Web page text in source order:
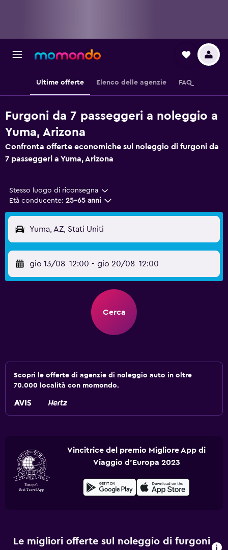
Ultime offerte Elenco delle agenzie FAQ
Furgoni da 7 passeggeri a noleggio a
Yuma, Arizona
Confronta offerte economiche sul noleggio di furgoni da
7 passeggeri a Yuma, Arizona
Stesso luogo di riconsegna
Età conducente: 25-65 anni
Yuma, AZ, Stati Uniti
gio 13/08 12:00 - gio 20/08 12:00
Cerca
Scopri le offerte di agenzie di noleggio auto in oltre
70.000 località con momondo.
Vincitrice del premio Migliore App di
Viaggio d'Europa 2023
Le migliori offerte sul noleggio di furgoni